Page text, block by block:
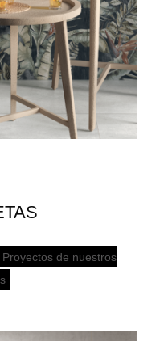
Proyectos de nuestros